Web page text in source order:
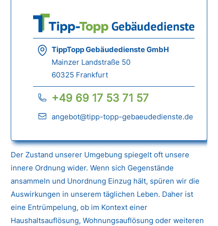
TippTopp Gebäudedienste GmbH
Mainzer Landstraße 50
60325 Frankfurt
+49 69 17 53 71 57
angebot@tipp-topp-gebaeudedienste.de
Der Zustand unserer Umgebung spiegelt oft unsere
innere Ordnung wider. Wenn sich Gegenstände
ansammeln und Unordnung Einzug hält, spüren wir die
Auswirkungen in unserem täglichen Leben. Daher ist
eine Entrümpelung, ob im Kontext einer
Haushaltsauflösung, Wohnungsauflösung oder weiteren